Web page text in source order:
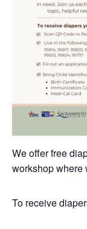
We offer free
workshop where
To receive